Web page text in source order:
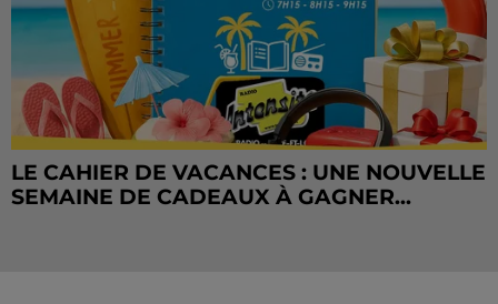
LE CAHIER DE VACANCES : UNE NOUVELLE
SEMAINE DE CADEAUX À GAGNER...